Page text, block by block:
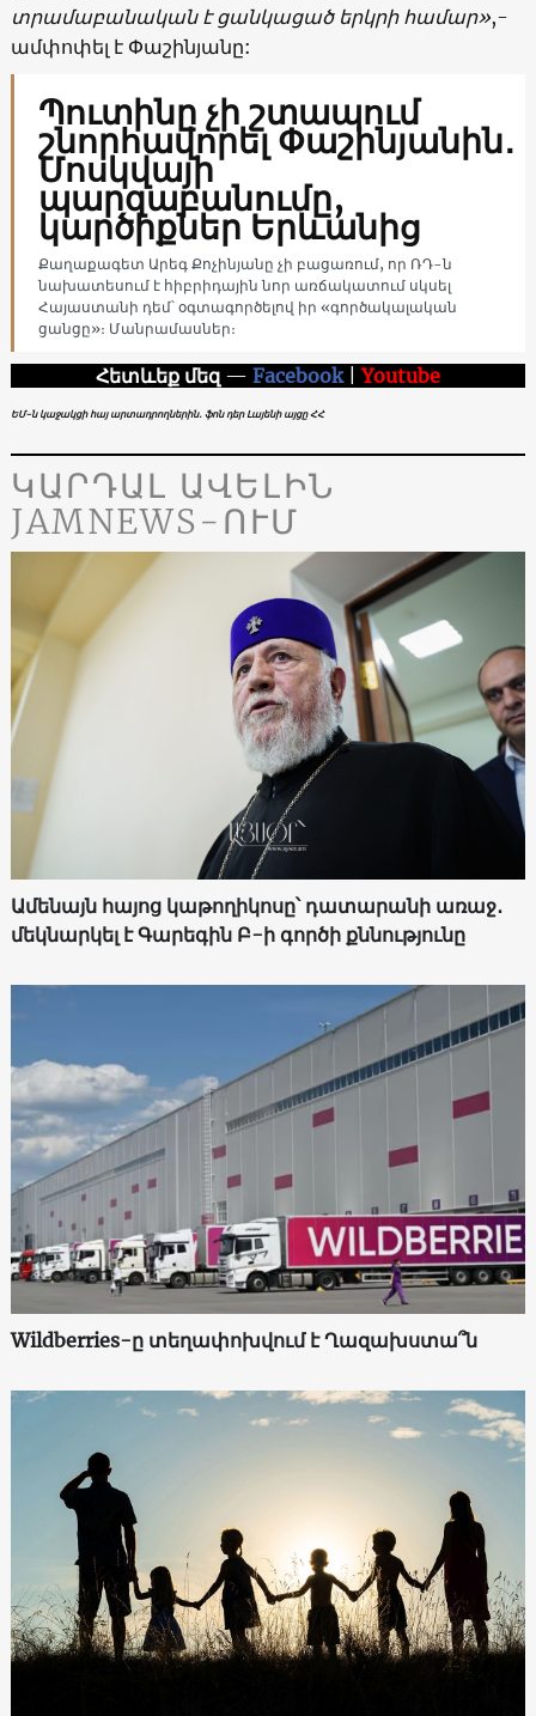
տրամաբանական է ցանկացած երկրի համար»,-
ամփոփել է Փաշինյանը:
Պուտինը չի շտապում
շնորհավորել Փաշինյանին․
Մոսկվայի
պարզաբանումը,
կարծիքներ Երևանից
Քաղաքագետ Արեգ Քոչինյանը չի բացառում, որ ՌԴ-ն
նախատեսում է հիբրիդային նոր առճակատում սկսել
Հայաստանի դեմ՝ օգտագործելով իր «գործակալական
ցանցը»։ Մանրամասներ։
Հետևեք մեզ — Facebook |Youtube
ԵՄ-ն կաջակցի հայ արտադրողներին․ ֆոն դեր Լայենի այցը ՀՀ
ԿԱՐԴԱԼ ԱՎԵԼԻՆ
JAMNEWS-ՈՒՄ
Ամենայն հայոց կաթողիկոսը՝ դատարանի առաջ․
մեկնարկել է Գարեգին Բ-ի գործի քննությունը
Wildberries-ը տեղափոխվում է Ղազախստա՞ն